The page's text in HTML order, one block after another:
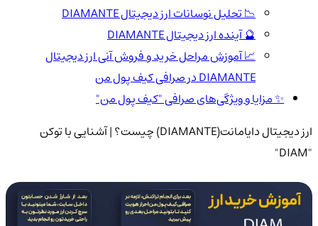
📉 تحلیل نوسانات ارز دیجیتال DIAMANTE
🔮 آینده ارز دیجیتال DIAMANTE
📈 آموزش مراحل خرید و فروش آنی ارز دیجیتال
DIAMANTE در صرافی کیف پول من
✨ مزایا و ویژگی‌های صرافی "کیف پول من"
ارز دیجیتال دایامانت(DIAMANTE) چیست؟ | آشنایی با توکن